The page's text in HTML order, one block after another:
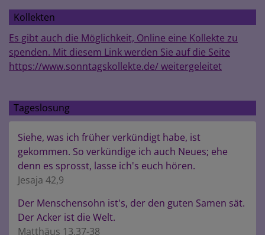
Kollekten
Es gibt auch die Möglichkeit, Online eine Kollekte zu
spenden. Mit diesem Link werden Sie auf die Seite
https://www.sonntagskollekte.de/ weitergeleitet
Tageslosung
Siehe, was ich früher verkündigt habe, ist
gekommen. So verkündige ich auch Neues; ehe
denn es sprosst, lasse ich's euch hören.
Jesaja 42,9
Der Menschensohn ist's, der den guten Samen sät.
Der Acker ist die Welt.
Matthäus 13,37-38